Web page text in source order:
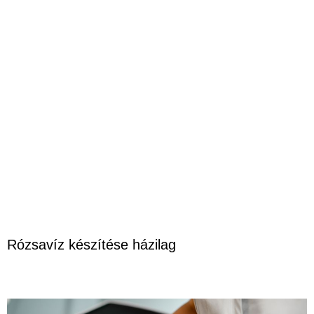
Rózsavíz készítése házilag